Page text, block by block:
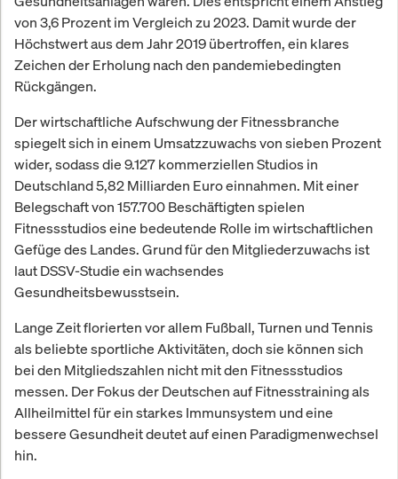
von 3,6 Prozent im Vergleich zu 2023. Damit wurde der
Höchstwert aus dem Jahr 2019 übertroffen, ein klares
Zeichen der Erholung nach den pandemiebedingten
Rückgängen.
Der wirtschaftliche Aufschwung der Fitnessbranche
spiegelt sich in einem Umsatzzuwachs von sieben Prozent
wider, sodass die 9.127 kommerziellen Studios in
Deutschland 5,82 Milliarden Euro einnahmen. Mit einer
Belegschaft von 157.700 Beschäftigten spielen
Fitnessstudios eine bedeutende Rolle im wirtschaftlichen
Gefüge des Landes. Grund für den Mitgliederzuwachs ist
laut DSSV-Studie ein wachsendes
Gesundheitsbewusstsein.
Lange Zeit florierten vor allem Fußball, Turnen und Tennis
als beliebte sportliche Aktivitäten, doch sie können sich
bei den Mitgliedszahlen nicht mit den Fitnessstudios
messen. Der Fokus der Deutschen auf Fitnesstraining als
Allheilmittel für ein starkes Immunsystem und eine
bessere Gesundheit deutet auf einen Paradigmenwechsel
hin.